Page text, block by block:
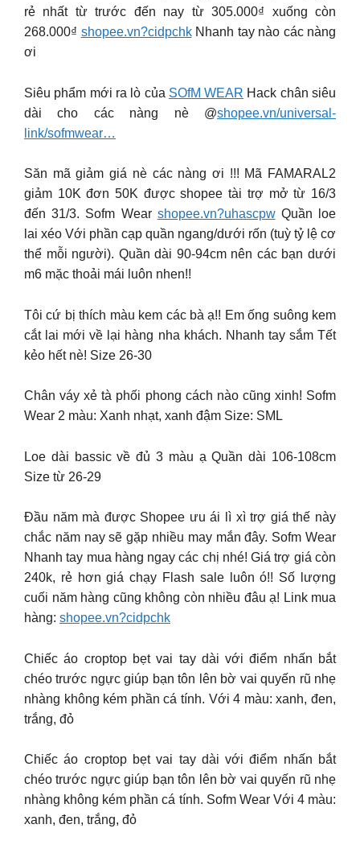
rẻ nhất từ trước đến nay từ 305.000₫ xuống còn
268.000₫ shopee.vn?cidpchkNhanh tay nào các nàng
ơi
Siêu phẩm mới ra lò của SOfM WEAR Hack chân siêu
dài cho các nàng nè @shopee.vn/universal-
link/sofmwear…
Săn mã giảm giá nè các nàng ơi !!! Mã FAMARAL2
giảm 10K đơn 50K được shopee tài trợ mở từ 16/3
đến 31/3. Sofm Wear shopee.vn?uhascpwQuần loe
lai xéo Với phần cạp quần ngang/dưới rốn (tuỳ tỷ lệ cơ
thể mỗi người). Quần dài 90-94cm nên các bạn dưới
m6 mặc thoải mái luôn nhen!!
Tôi cứ bị thích màu kem các bà ạ!! Em ống suông kem
cắt lai mới về lại hàng nha khách. Nhanh tay sắm Tết
kẻo hết nè! Size 26-30
Chân váy xẻ tà phối phong cách nào cũng xinh! Sofm
Wear 2 màu: Xanh nhạt, xanh đậm Size: SML
Loe dài bassic về đủ 3 màu ạ Quần dài 106-108cm
Size từ 26-29
Đầu năm mà được Shopee ưu ái lì xì trợ giá thế này
chắc năm nay sẽ gặp nhiều may mắn đây. Sofm Wear
Nhanh tay mua hàng ngay các chị nhé! Giá trợ giá còn
240k, rẻ hơn giá chạy Flash sale luôn ó!! Số lượng
cuối năm hàng cũng không còn nhiều đâu ạ! Link mua
hàng: shopee.vn?cidpchk
Chiếc áo croptop bẹt vai tay dài với điểm nhấn bắt
chéo trước ngực giúp bạn tôn lên bờ vai quyến rũ nhẹ
nhàng không kém phần cá tính. Với 4 màu: xanh, đen,
trắng, đỏ
Chiếc áo croptop bẹt vai tay dài với điểm nhấn bắt
chéo trước ngực giúp bạn tôn lên bờ vai quyến rũ nhẹ
nhàng không kém phần cá tính. Sofm Wear Với 4 màu:
xanh, đen, trắng, đỏ